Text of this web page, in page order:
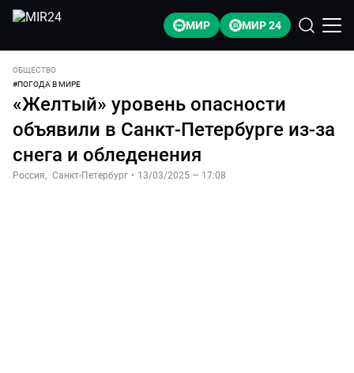
МИР МИР 24
ОБЩЕСТВО
#ПОГОДА В МИРЕ
«Желтый» уровень опасности
объявили в Санкт-Петербурге из-за
снега и обледенения
Россия, Санкт-Петербург • 13/03/2025 — 17:08